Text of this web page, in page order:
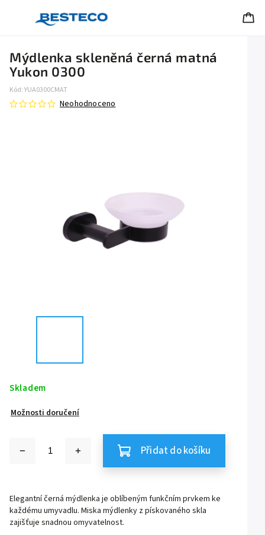
Mýdlenka skleněná černá matná
Yukon 0300
Kód:YUA0300CMAT
Neohodnoceno
Skladem
Možnosti doručení
Přidat do košíku
Elegantní černá mýdlenka je oblíbeným funkčním prvkem ke
každému umyvadlu. Miska mýdlenky z pískovaného skla
zajišťuje snadnou omyvatelnost.